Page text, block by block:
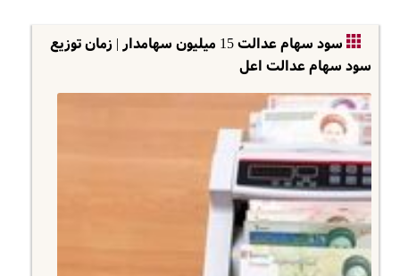
سود سهام عدالت 15 میلیون سهامدار | زمان توزیع
سود سهام عدالت اعل